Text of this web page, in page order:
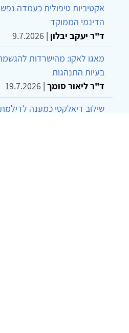
אקטיביות טיפולית כעמדה
הדינמי הממוקד
ד"ר יעקב יבלון |
9.7.2026
מאגו לאקו: מהישרדות
בעיות התנהגות
ד"ר ליאור סומך |
19.7.2026
שילוב דיאלקטי כמענה